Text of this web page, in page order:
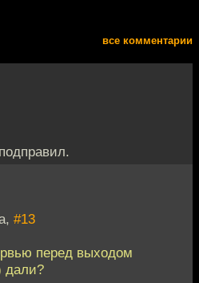
все комментарии
#13
перед выходом
дали?